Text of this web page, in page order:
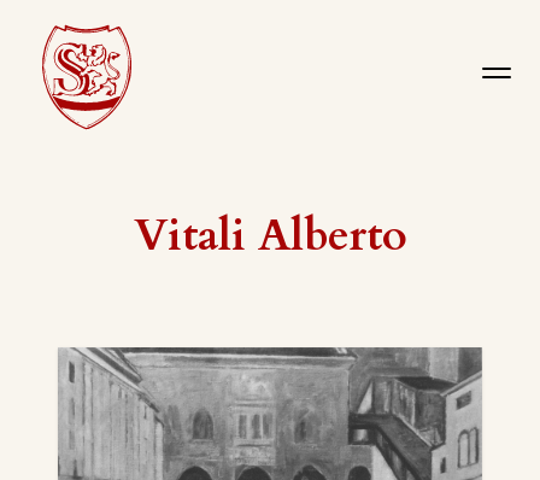
Vitali Alberto